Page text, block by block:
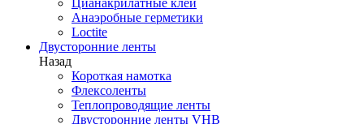
Цианакрилатные клеи
Анаэробные герметики
Loctite
Двусторонние ленты
Назад
Короткая намотка
Флексоленты
Теплопроводящие ленты
Двусторонние ленты VHB